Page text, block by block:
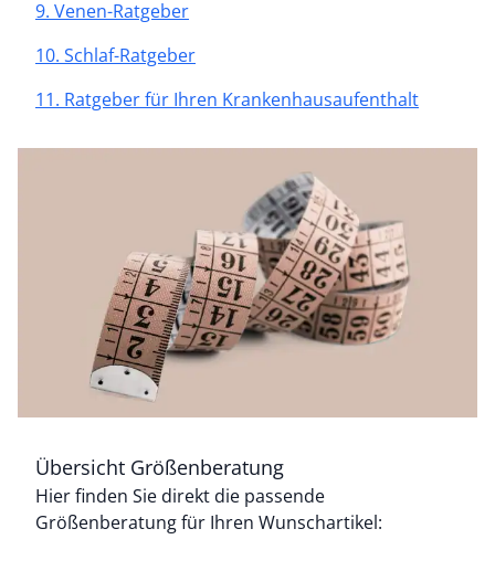
9. Venen-Ratgeber
10. Schlaf-Ratgeber
11. Ratgeber für Ihren Krankenhausaufenthalt
Übersicht Größenberatung
Hier finden Sie direkt die passende
Größenberatung für Ihren Wunschartikel: